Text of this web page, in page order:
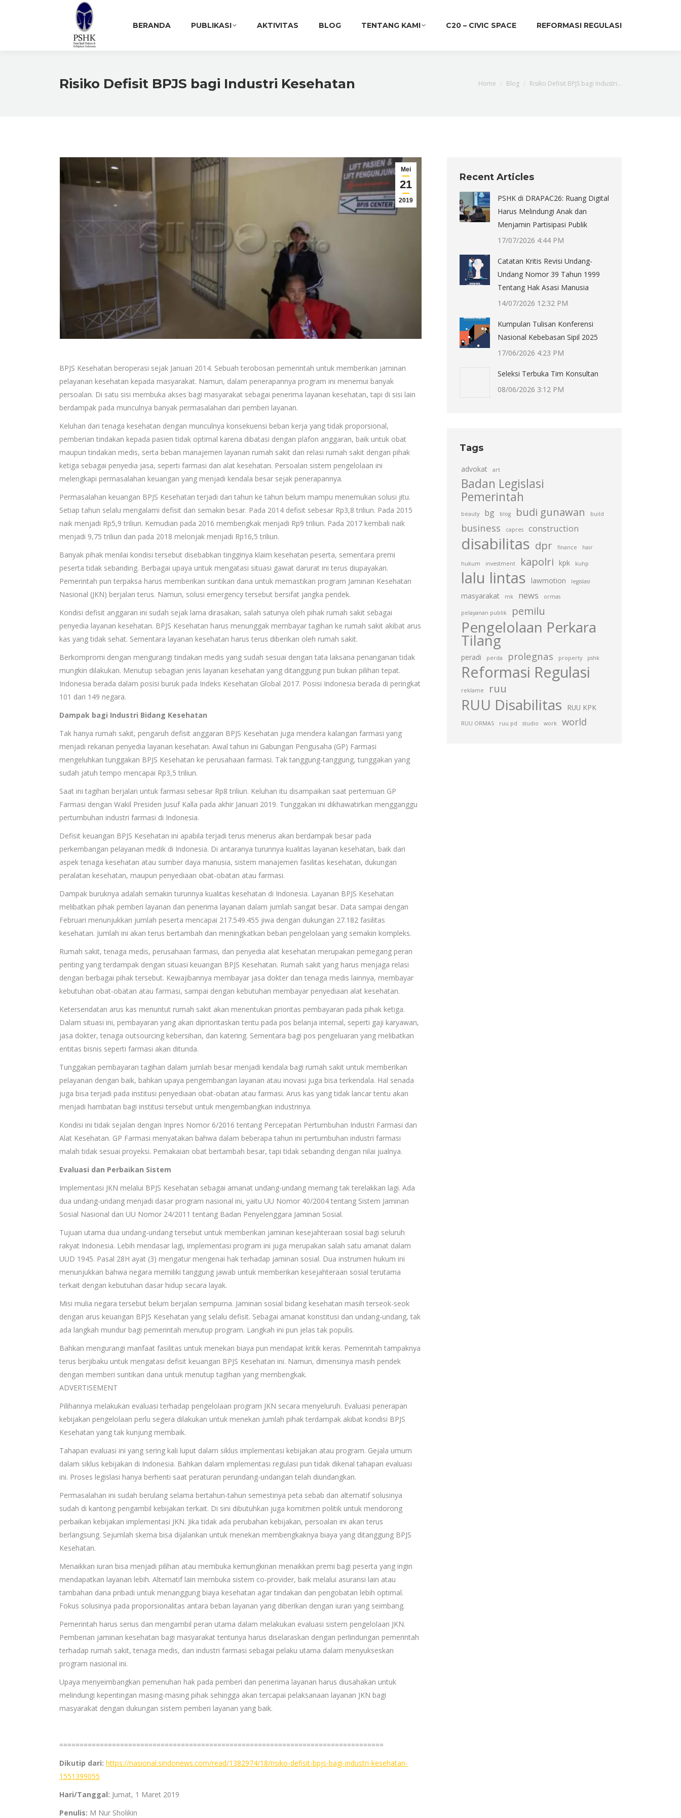
BERANDA PUBLIKASI AKTIVITAS BLOG TENTANG KAMI C20 – CIVIC SPACE REFORMASI REGULASI
Risiko Defisit BPJS bagi Industri Kesehatan You are here:
Home Blog Risiko Defisit BPJS bagi Industri…
Mei
21
2019
BPJS Kesehatan beroperasi sejak Januari 2014. Sebuah terobosan pemerintah untuk memberikan jaminan
pelayanan kesehatan kepada masyarakat. Namun, dalam penerapannya program ini menemui banyak
persoalan. Di satu sisi membuka akses bagi masyarakat sebagai penerima layanan kesehatan, tapi di sisi lain
berdampak pada munculnya banyak permasalahan dari pemberi layanan.
Keluhan dari tenaga kesehatan dengan munculnya konsekuensi beban kerja yang tidak proporsional,
pemberian tindakan kepada pasien tidak optimal karena dibatasi dengan plafon anggaran, baik untuk obat
maupun tindakan medis, serta beban manajemen layanan rumah sakit dan relasi rumah sakit dengan pihak
ketiga sebagai penyedia jasa, seperti farmasi dan alat kesehatan. Persoalan sistem pengelolaan ini
melengkapi permasalahan keuangan yang menjadi kendala besar sejak penerapannya.
Permasalahan keuangan BPJS Kesehatan terjadi dari tahun ke tahun belum mampu menemukan solusi jitu.
Setiap tahun selalu mengalami defisit dan semakin besar. Pada 2014 defisit sebesar Rp3,8 triliun. Pada 2015
naik menjadi Rp5,9 triliun. Kemudian pada 2016 membengkak menjadi Rp9 triliun. Pada 2017 kembali naik
menjadi 9,75 triliun dan pada 2018 melonjak menjadi Rp16,5 triliun.
Banyak pihak menilai kondisi tersebut disebabkan tingginya klaim kesehatan peserta, sementara premi
peserta tidak sebanding. Berbagai upaya untuk mengatasi situasi gawat darurat ini terus diupayakan.
Pemerintah pun terpaksa harus memberikan suntikan dana untuk memastikan program Jaminan Kesehatan
Nasional (JKN) berjalan terus. Namun, solusi emergency tersebut bersifat jangka pendek.
Kondisi defisit anggaran ini sudah sejak lama dirasakan, salah satunya oleh pihak rumah sakit sebagai
penyedia layanan kesehatan. BPJS Kesehatan harus menunggak membayar tagihan ke rumah sakit akibat arus
kas yang tidak sehat. Sementara layanan kesehatan harus terus diberikan oleh rumah sakit.
Berkompromi dengan mengurangi tindakan medis yang sudah sesuai dengan tata laksana penanganan tidak
mungkin dilakukan. Menutup sebagian jenis layanan kesehatan yang ditanggung pun bukan pilihan tepat.
Indonesia berada dalam posisi buruk pada Indeks Kesehatan Global 2017. Posisi Indonesia berada di peringkat
101 dari 149 negara.
Dampak bagi Industri Bidang Kesehatan
Tak hanya rumah sakit, pengaruh defisit anggaran BPJS Kesehatan juga mendera kalangan farmasi yang
menjadi rekanan penyedia layanan kesehatan. Awal tahun ini Gabungan Pengusaha (GP) Farmasi
mengeluhkan tunggakan BPJS Kesehatan ke perusahaan farmasi. Tak tanggung-tanggung, tunggakan yang
sudah jatuh tempo mencapai Rp3,5 triliun.
Saat ini tagihan berjalan untuk farmasi sebesar Rp8 triliun. Keluhan itu disampaikan saat pertemuan GP
Farmasi dengan Wakil Presiden Jusuf Kalla pada akhir Januari 2019. Tunggakan ini dikhawatirkan mengganggu
pertumbuhan industri farmasi di Indonesia.
Defisit keuangan BPJS Kesehatan ini apabila terjadi terus menerus akan berdampak besar pada
perkembangan pelayanan medik di Indonesia. Di antaranya turunnya kualitas layanan kesehatan, baik dari
aspek tenaga kesehatan atau sumber daya manusia, sistem manajemen fasilitas kesehatan, dukungan
peralatan kesehatan, maupun penyediaan obat-obatan atau farmasi.
Dampak buruknya adalah semakin turunnya kualitas kesehatan di Indonesia. Layanan BPJS Kesehatan
melibatkan pihak pemberi layanan dan penerima layanan dalam jumlah sangat besar. Data sampai dengan
Februari menunjukkan jumlah peserta mencapai 217.549.455 jiwa dengan dukungan 27.182 fasilitas
kesehatan. Jumlah ini akan terus bertambah dan meningkatkan beban pengelolaan yang semakin kompleks.
Rumah sakit, tenaga medis, perusahaan farmasi, dan penyedia alat kesehatan merupakan pemegang peran
penting yang terdampak dengan situasi keuangan BPJS Kesehatan. Rumah sakit yang harus menjaga relasi
dengan berbagai pihak tersebut. Kewajibannya membayar jasa dokter dan tenaga medis lainnya, membayar
kebutuhan obat-obatan atau farmasi, sampai dengan kebutuhan membayar penyediaan alat kesehatan.
Ketersendatan arus kas menuntut rumah sakit akan menentukan prioritas pembayaran pada pihak ketiga.
Dalam situasi ini, pembayaran yang akan diprioritaskan tentu pada pos belanja internal, seperti gaji karyawan,
jasa dokter, tenaga outsourcing kebersihan, dan katering. Sementara bagi pos pengeluaran yang melibatkan
entitas bisnis seperti farmasi akan ditunda.
Tunggakan pembayaran tagihan dalam jumlah besar menjadi kendala bagi rumah sakit untuk memberikan
pelayanan dengan baik, bahkan upaya pengembangan layanan atau inovasi juga bisa terkendala. Hal senada
juga bisa terjadi pada institusi penyediaan obat-obatan atau farmasi. Arus kas yang tidak lancar tentu akan
menjadi hambatan bagi institusi tersebut untuk mengembangkan industrinya.
Kondisi ini tidak sejalan dengan Inpres Nomor 6/2016 tentang Percepatan Pertumbuhan Industri Farmasi dan
Alat Kesehatan. GP Farmasi menyatakan bahwa dalam beberapa tahun ini pertumbuhan industri farmasi
malah tidak sesuai proyeksi. Pemakaian obat bertambah besar, tapi tidak sebanding dengan nilai jualnya.
Evaluasi dan Perbaikan Sistem
Implementasi JKN melalui BPJS Kesehatan sebagai amanat undang-undang memang tak terelakkan lagi. Ada
dua undang-undang menjadi dasar program nasional ini, yaitu UU Nomor 40/2004 tentang Sistem Jaminan
Sosial Nasional dan UU Nomor 24/2011 tentang Badan Penyelenggara Jaminan Sosial.
Tujuan utama dua undang-undang tersebut untuk memberikan jaminan kesejahteraan sosial bagi seluruh
rakyat Indonesia. Lebih mendasar lagi, implementasi program ini juga merupakan salah satu amanat dalam
UUD 1945. Pasal 28H ayat (3) mengatur mengenai hak terhadap jaminan sosial. Dua instrumen hukum ini
menunjukkan bahwa negara memiliki tanggung jawab untuk memberikan kesejahteraan sosial terutama
terkait dengan kebutuhan dasar hidup secara layak.
Misi mulia negara tersebut belum berjalan sempurna. Jaminan sosial bidang kesehatan masih terseok-seok
dengan arus keuangan BPJS Kesehatan yang selalu defisit. Sebagai amanat konstitusi dan undang-undang, tak
ada langkah mundur bagi pemerintah menutup program. Langkah ini pun jelas tak populis.
Bahkan mengurangi manfaat fasilitas untuk menekan biaya pun mendapat kritik keras. Pemerintah tampaknya
terus berjibaku untuk mengatasi defisit keuangan BPJS Kesehatan ini. Namun, dimensinya masih pendek
dengan memberi suntikan dana untuk menutup tagihan yang membengkak.
ADVERTISEMENT
Pilihannya melakukan evaluasi terhadap pengelolaan program JKN secara menyeluruh. Evaluasi penerapan
kebijakan pengelolaan perlu segera dilakukan untuk menekan jumlah pihak terdampak akibat kondisi BPJS
Kesehatan yang tak kunjung membaik.
Tahapan evaluasi ini yang sering kali luput dalam siklus implementasi kebijakan atau program. Gejala umum
dalam siklus kebijakan di Indonesia. Bahkan dalam implementasi regulasi pun tidak dikenal tahapan evaluasi
ini. Proses legislasi hanya berhenti saat peraturan perundang-undangan telah diundangkan.
Permasalahan ini sudah berulang selama bertahun-tahun semestinya peta sebab dan alternatif solusinya
sudah di kantong pengambil kebijakan terkait. Di sini dibutuhkan juga komitmen politik untuk mendorong
perbaikan kebijakan implementasi JKN. Jika tidak ada perubahan kebijakan, persoalan ini akan terus
berlangsung. Sejumlah skema bisa dijalankan untuk menekan membengkaknya biaya yang ditanggung BPJS
Kesehatan.
Menaikkan iuran bisa menjadi pilihan atau membuka kemungkinan menaikkan premi bagi peserta yang ingin
mendapatkan layanan lebih. Alternatif lain membuka sistem co-provider, baik melalui asuransi lain atau
tambahan dana pribadi untuk menanggung biaya kesehatan agar tindakan dan pengobatan lebih optimal.
Fokus solusinya pada proporsionalitas antara beban layanan yang diberikan dengan iuran yang seimbang.
Pemerintah harus serius dan mengambil peran utama dalam melakukan evaluasi sistem pengelolaan JKN.
Pemberian jaminan kesehatan bagi masyarakat tentunya harus diselaraskan dengan perlindungan pemerintah
terhadap rumah sakit, tenaga medis, dan industri farmasi sebagai pelaku utama dalam menyukseskan
program nasional ini.
Upaya menyeimbangkan pemenuhan hak pada pemberi dan penerima layanan harus diusahakan untuk
melindungi kepentingan masing-masing pihak sehingga akan tercapai pelaksanaan layanan JKN bagi
masyarakat dengan dukungan sistem pemberi layanan yang baik.
================================================================================
Dikutip dari: https://nasional.sindonews.com/read/1382974/18/risiko-defisit-bpjs-bagi-industri-kesehatan-
1551399055
Hari/Tanggal: Jumat, 1 Maret 2019
Penulis: M Nur Sholikin
Recent Articles
PSHK di DRAPAC26: Ruang Digital
Harus Melindungi Anak dan
Menjamin Partisipasi Publik
17/07/2026 4:44 PM
Catatan Kritis Revisi Undang-
Undang Nomor 39 Tahun 1999
Tentang Hak Asasi Manusia
14/07/2026 12:32 PM
Kumpulan Tulisan Konferensi
Nasional Kebebasan Sipil 2025
17/06/2026 4:23 PM
Seleksi Terbuka Tim Konsultan
08/06/2026 3:12 PM
Tags
advokat art
Badan Legislasi
Pemerintah
beauty bg blog budi gunawan build
business capres construction
disabilitas dpr finance hair
hukum investment kapolri kpk kuhp
lalu lintas lawmotion legislasi
masyarakat mk news ormas
pelayanan publik pemilu
Pengelolaan Perkara
Tilang
peradi perda prolegnas property pshk
Reformasi Regulasi
reklame ruu
RUU Disabilitas RUU KPK
RUU ORMAS ruu pd studio work world